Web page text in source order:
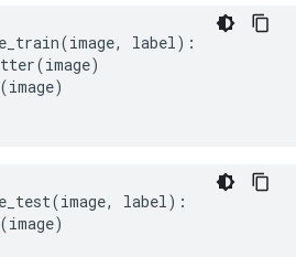
(image, label ):
(image)
(image)
(image, label ):
(image)